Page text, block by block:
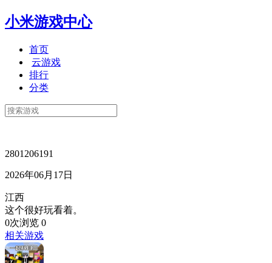
小米游戏中心
首页
云游戏
排行
分类
2801206191
2026年06月17日
江西
这个很好玩看着。
0次浏览 0
相关游戏